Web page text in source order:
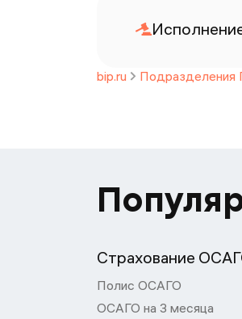
bip.ru
Страхование
Полис ОСАГО
ОСАГО на 3 месяца